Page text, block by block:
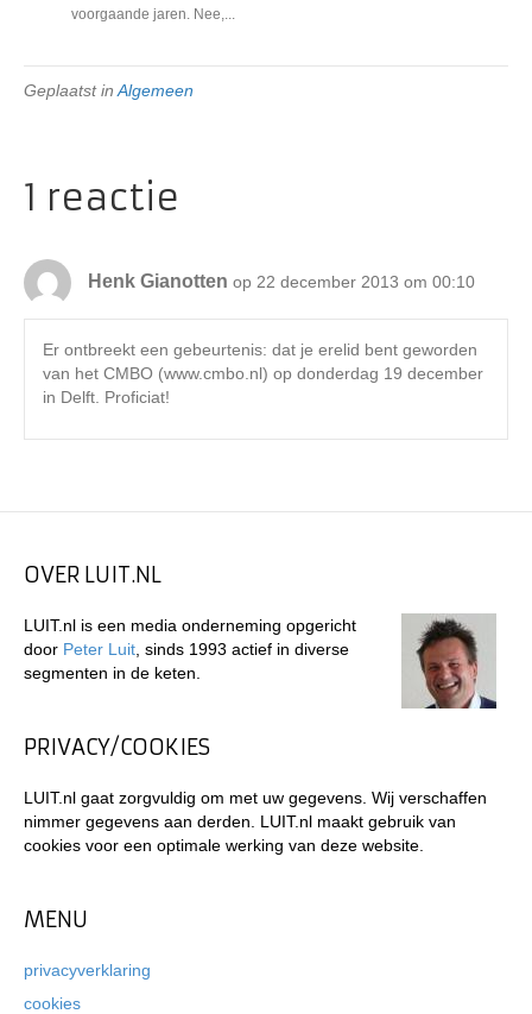
voorgaande jaren. Nee,...
Geplaatst in Algemeen
1 reactie
Henk Gianotten op 22 december 2013 om 00:10
Er ontbreekt een gebeurtenis: dat je erelid bent geworden
van het CMBO (www.cmbo.nl) op donderdag 19 december
in Delft. Proficiat!
OVER LUIT.NL
LUIT.nl is een media onderneming opgericht
door Peter Luit , sinds 1993 actief in diverse
segmenten in de keten.
PRIVACY/COOKIES
LUIT.nl gaat zorgvuldig om met uw gegevens. Wij verschaffen
nimmer gegevens aan derden. LUIT.nl maakt gebruik van
cookies voor een optimale werking van deze website.
MENU
privacyverklaring
cookies